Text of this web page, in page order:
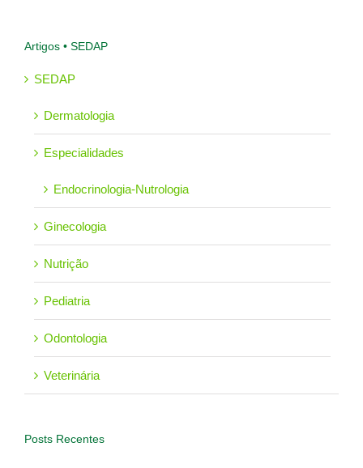
Artigos • SEDAP
SEDAP
Dermatologia
Especialidades
Endocrinologia-Nutrologia
Ginecologia
Nutrição
Pediatria
Odontologia
Veterinária
Posts Recentes